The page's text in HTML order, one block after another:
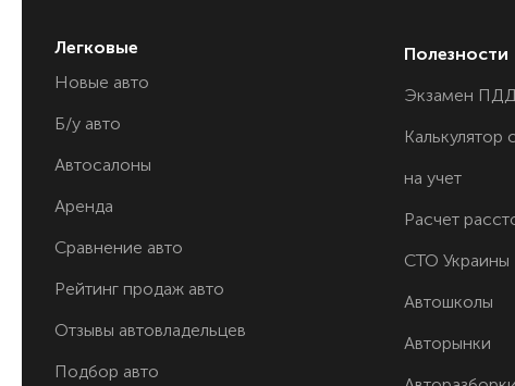
Легковые
Новые авто
Б/у авто
Автосалоны
Аренда
Сравнение авто
Рейтинг продаж авто
Отзывы автовладельцев
Подбор авто
Полезности
Экзамен
Калькулятор
на учет
Расчет
СТО Украины
Автошколы
Авторынки